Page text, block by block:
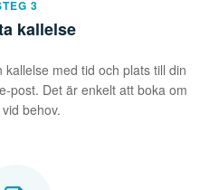
3
kallelse
med tid och plats till din
post. Det är enkelt att boka om
behov.